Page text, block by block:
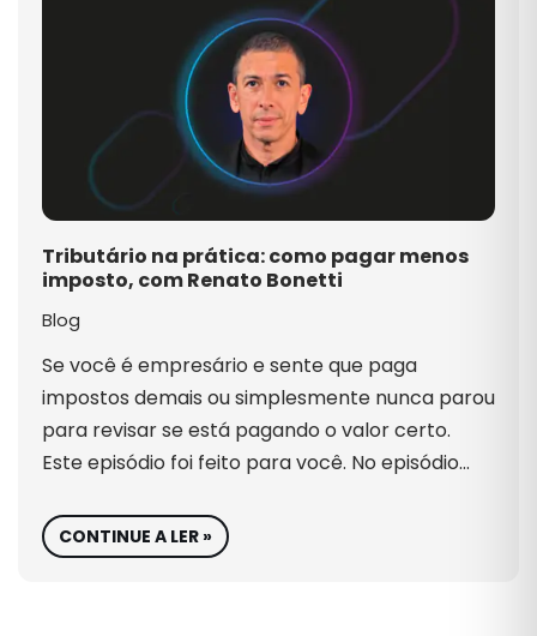
Tributário na prática: como pagar menos
imposto, com Renato Bonetti
Blog
Se você é empresário e sente que paga
impostos demais ou simplesmente nunca parou
para revisar se está pagando o valor certo.
Este episódio foi feito para você. No episódio…
CONTINUE A LER »